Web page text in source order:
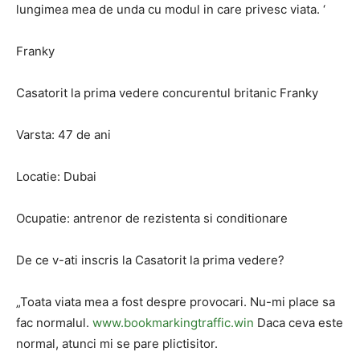
lungimea mea de unda cu modul in care privesc viata. ‘
Franky
Casatorit la prima vedere concurentul britanic Franky
Varsta: 47 de ani
Locatie: Dubai
Ocupatie: antrenor de rezistenta si conditionare
De ce v-ati inscris la Casatorit la prima vedere?
„Toata viata mea a fost despre provocari. Nu-mi place sa
fac normalul. www.bookmarkingtraffic.win Daca ceva este
normal, atunci mi se pare plictisitor.